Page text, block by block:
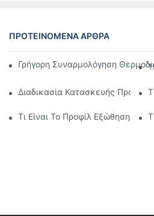
ΠΡΟΤΕΙΝΌΜΕΝΑ ΆΡΘΡΑ
Γρήγορη Συναρμολόγηση
Διαδικασία Κατασκευής Προφίλ
Τι Είναι Το Προφίλ Εξώθησης